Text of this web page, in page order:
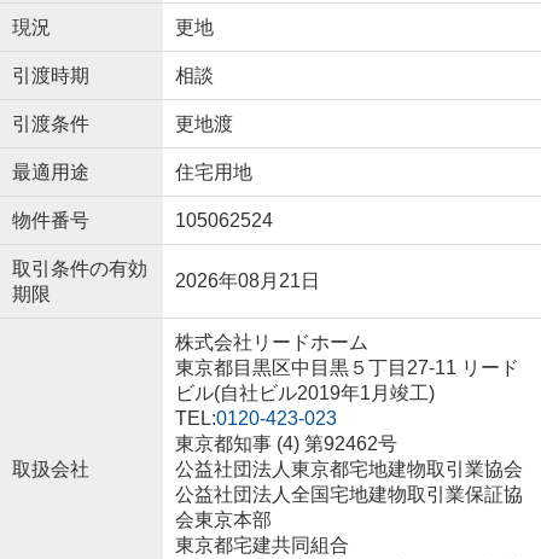
現況 更地
引渡時期 相談
引渡条件 更地渡
最適用途 住宅用地
物件番号 105062524
取引条件の有効
期限
2026年08月21日
取扱会社
株式会社リードホーム
東京都目黒区中目黒５丁目27-11 リード
ビル(自社ビル2019年1月竣工)
TEL:0120-423-023
東京都知事 (4) 第92462号
公益社団法人東京都宅地建物取引業協会
公益社団法人全国宅地建物取引業保証協
会東京本部
東京都宅建共同組合